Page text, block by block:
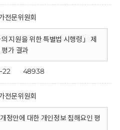
전문위원회
지원을 위한 특별법 시행령」 제
가 결과
22 48938
전문위원회
정안에 대한 개인정보 침해요인 평